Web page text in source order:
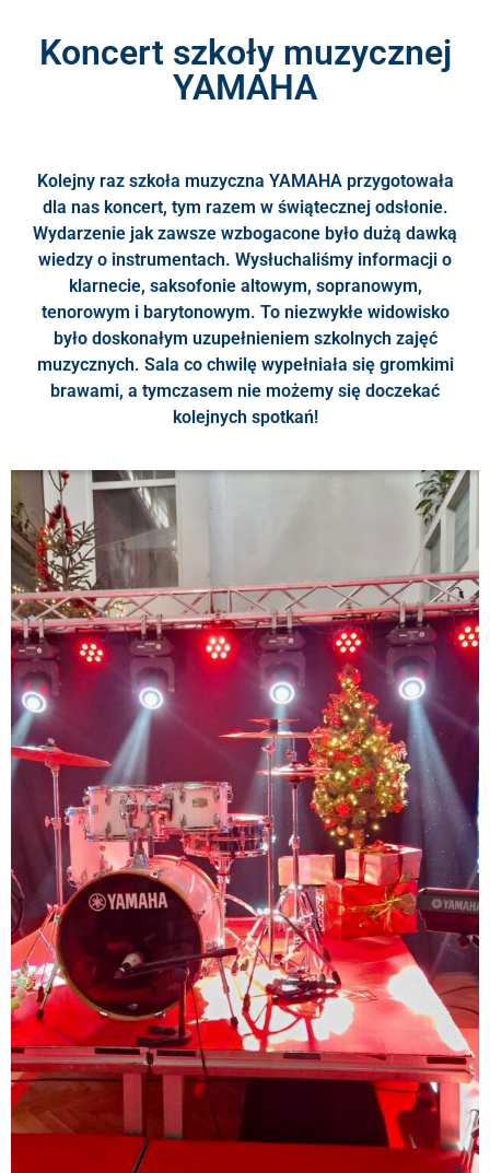
Koncert szkoły muzycznej
YAMAHA
Kolejny raz szkoła muzyczna YAMAHA przygotowała
dla nas koncert, tym razem w świątecznej odsłonie.
Wydarzenie jak zawsze wzbogacone było dużą dawką
wiedzy o instrumentach. Wysłuchaliśmy informacji o
klarnecie, saksofonie altowym, sopranowym,
tenorowym i barytonowym. To niezwykłe widowisko
było doskonałym uzupełnieniem szkolnych zajęć
muzycznych. Sala co chwilę wypełniała się gromkimi
brawami, a tymczasem nie możemy się doczekać
kolejnych spotkań!